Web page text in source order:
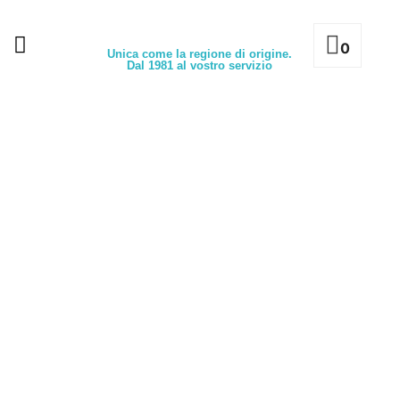
Unica come la regione di origine.
Dal 1981 al vostro servizio
0